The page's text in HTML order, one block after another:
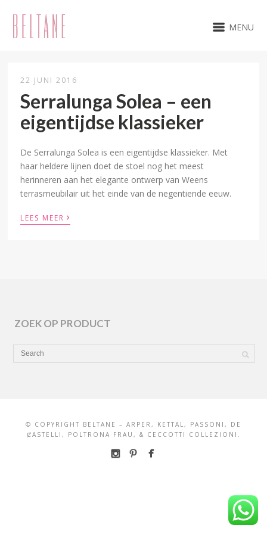
MENU
22 JUNI 2016
Serralunga Solea – een
eigentijdse klassieker
De Serralunga Solea is een eigentijdse klassieker. Met
haar heldere lijnen doet de stoel nog het meest
herinneren aan het elegante ontwerp van Weens
terrasmeubilair uit het einde van de negentiende eeuw.
LEES MEER ›
ZOEK OP PRODUCT
© COPYRIGHT BELTANE – ARPER, KETTAL, PASSONI, DE
ȻASTELLI, POLTRONA FRAU, & CECCOTTI COLLEZIONI.